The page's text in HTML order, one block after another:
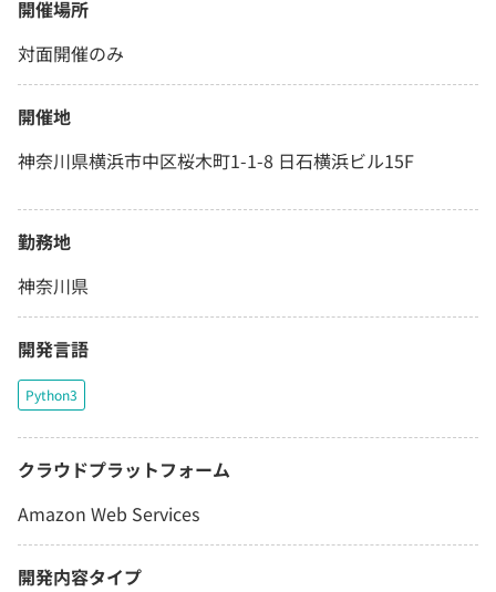
開催場所
対面開催のみ
開催地
神奈川県横浜市中区桜木町1-1-8 日石横浜ビル15F
勤務地
神奈川県
開発言語
Python3
クラウドプラットフォーム
Amazon Web Services
開発内容タイプ